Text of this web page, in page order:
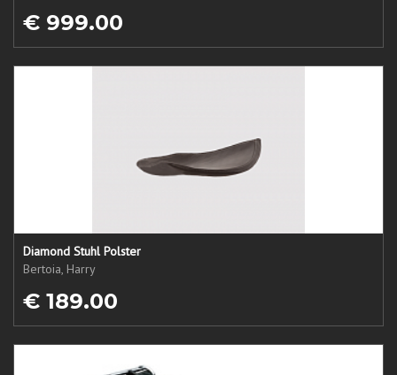
€ 999.00
Diamond Stuhl Polster
Bertoia, Harry
€ 189.00